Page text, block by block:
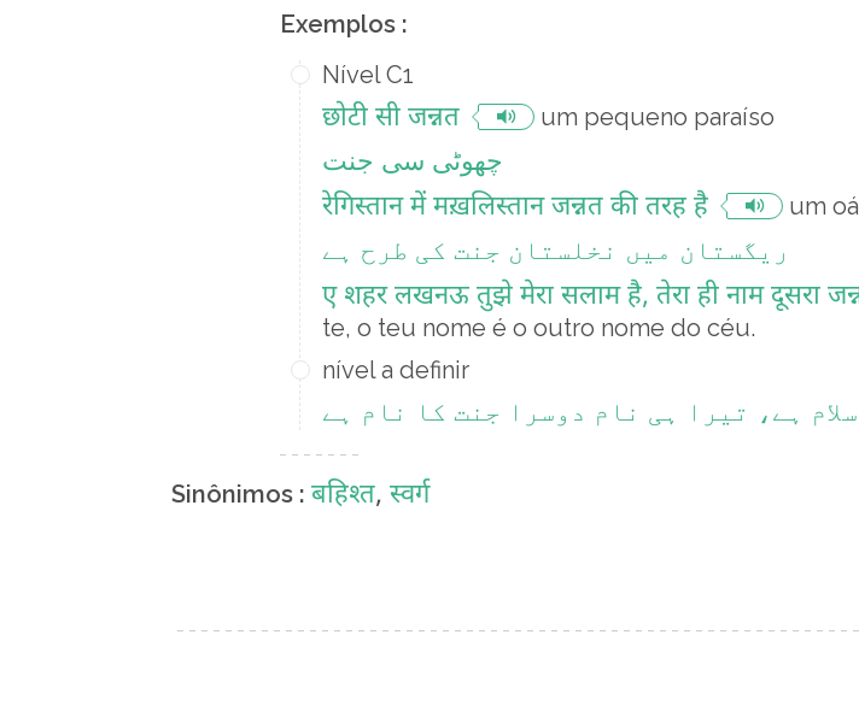
Exemplos :
Nível C1
छोटी सी जन्नत um pequeno paraíso
چھوٹی سی جنت
रेगिस्तान में मख़लिस्तान जन्नत की तरह है
um
ریگستان میں نخلستان جنت کی طرح ہے
ए शहर लखनऊ तुझे मेरा सलाम है, तेरा ही नाम दूसरा
te, o teu nome é o outro nome do céu.
nível a definir
ہے، تیرا ہی نام دوسرا جنت کا نام ہے
Sinônimos : बहिश्त, स्वर्ग